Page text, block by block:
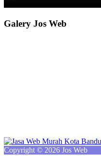
Galery Jos Web
Copyright © 2026 Jos Web